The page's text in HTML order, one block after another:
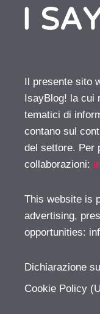
Il presente sito
IsayBlog! la cui
tematici di
contano sul
del settore. Per
collaborazioni:
This website is
advertising,
opportunities:
Dichiarazione
Cookie Policy